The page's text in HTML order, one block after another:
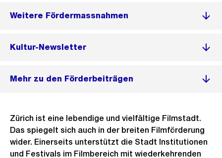
Weitere Fördermassnahmen
Kultur-Newsletter
Mehr zu den Förderbeiträgen
Zürich ist eine lebendige und vielfältige Filmstadt.
Das spiegelt sich auch in der breiten Filmförderung
wider. Einerseits unterstützt die Stadt Institutionen
und Festivals im Filmbereich mit wiederkehrenden